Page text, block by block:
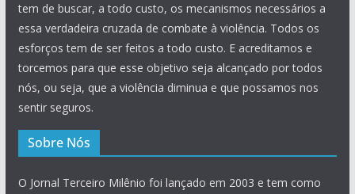
tem de buscar, a todo custo, os mecanismos necessários a
essa verdadeira cruzada de combate à violência. Todos os
esforços tem de ser feitos a todo custo. E acreditamos e
torcemos para que esse objetivo seja alcançado por todos
nós, ou seja, que a violência diminua e que possamos nos
sentir seguros.
Sobre Nós
O Jornal Terceiro Milênio foi lançado em 2003 e tem como